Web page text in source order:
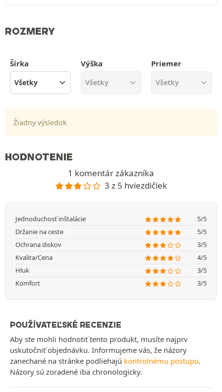
ROZMERY
Šírka Výška Priemer
Žiadny výsledok
HODNOTENIE
1 komentár zákazníka
3 z 5 hviezdičiek
Jednoduchosť inštalácie
5/5
Držanie na ceste
5/5
Ochrana diskov
3/5
Kvalita/Cena
4/5
Hluk
3/5
Komfort
3/5
POUŽÍVATEĽSKÉ RECENZIE
Aby ste mohli hodnotiť tento produkt, musíte najprv
uskutočniť objednávku. Informujeme vás, že názory
zanechané na stránke podliehajú kontrolnému postupu.
Názory sú zoradené iba chronologicky.